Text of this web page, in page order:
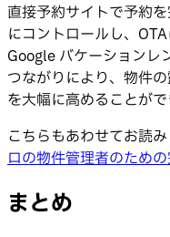
直接予約サイトで予約
にコントロールし、
Google バケーションレ
つながりにより、物件
を大幅に高めることがで
こちらもあわせてお読み
ロの物件管理者のため
まとめ